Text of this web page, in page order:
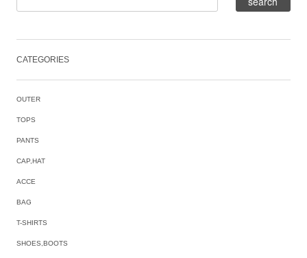
CATEGORIES
OUTER
TOPS
PANTS
CAP,HAT
ACCE
BAG
T-SHIRTS
SHOES,BOOTS